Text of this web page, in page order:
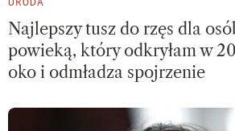
Najlepszy tusz do rzęs dla
powieką, który odkryłam w
oko i odmładza spojrzenie